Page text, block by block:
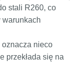
stali R260, co
warunkach
nieco
przekłada się na